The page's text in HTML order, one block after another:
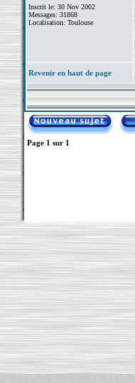
Inscrit le: 30 Nov 2002
Messages: 31868
Localisation: Toulouse
Revenir en haut de page
Page 1 sur 1